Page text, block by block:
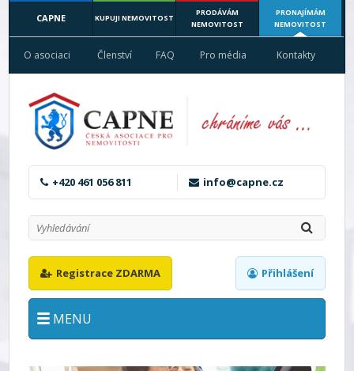
CAPNE KUPUJI NEMOVITOST
PRODÁVÁM
NEMOVITOST
PRONAJÍMÁM
NEMOVITOST
O asociaci Členství FAQ Pro média Kontakty
+420 461 056 811 info@capne.cz
Registrace ZDARMA Přihlášení
MENU